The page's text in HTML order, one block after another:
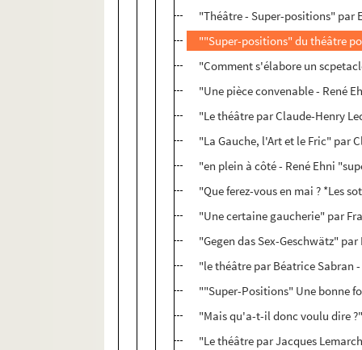
"Théâtre - Super-positions" par
""Super-positions" du théâtre
"Comment s'élabore un
"Une pièce convenable - René
"Le théâtre par Claude-Henry
"La Gauche, l'Art et le Fric" par
"en plein à côté - René Ehni
"Que ferez-vous en mai ? *Les
"Une certaine gaucherie" par
"Gegen das Sex-Geschwätz"
"le théâtre par Béatrice Sabran
""Super-Positions" Une bonne
"Mais qu'a-t-il donc voulu dire
"Le théâtre par Jacques